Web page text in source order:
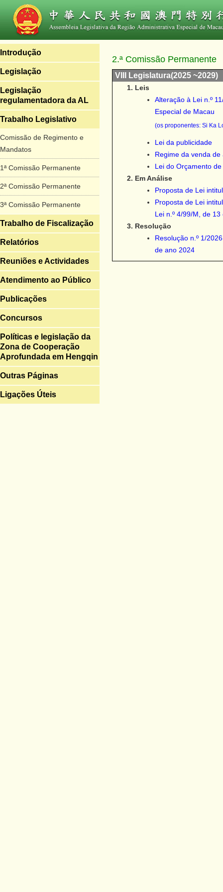
Introdução
Legislação
Legislação
regulamentadora da AL
Trabalho Legislativo
Comissão de Regimento e
Mandatos
1ª Comissão Permanente
2ª Comissão Permanente
3ª Comissão Permanente
Trabalho de Fiscalização
Relatórios
Reuniões e Actividades
Atendimento ao Público
Publicações
Concursos
Políticas e legislação da
Zona de Cooperação
Aprofundada em Hengqin
Outras Páginas
Ligações Úteis
2.ª Comissão Permanente
VIII Legislatura(2025 ~2029)
Leis
Alteração à Lei n.º
Especial de Macau
(os proponentes: Si Ka
Lei da publicidade
Regime da venda
Lei do Orçamento
Em Análise
Proposta de Lei
Proposta de Lei
Lei n.º 4/99/M, de 13
Resolução
Resolução n.º 1/
de ano 2024